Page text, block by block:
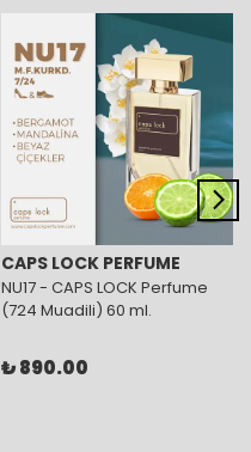
CAPS LOCK PERFUME
NU17 - CAPS LOCK Perfume
(724 Muadili) 60 ml.
₺ 890.00